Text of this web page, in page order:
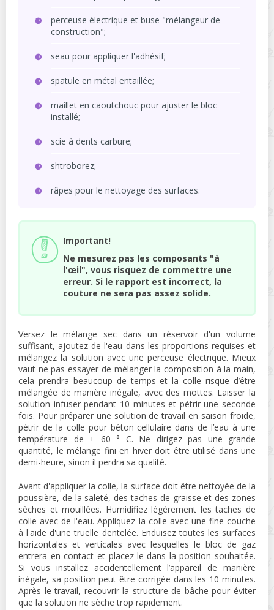
perceuse électrique et buse "mélangeur de
construction";
seau pour appliquer l'adhésif;
spatule en métal entaillée;
maillet en caoutchouc pour ajuster le bloc
installé;
scie à dents carbure;
shtroborez;
râpes pour le nettoyage des surfaces.
Important!
Ne mesurez pas les composants "à
l'œil", vous risquez de commettre une
erreur. Si le rapport est incorrect, la
couture ne sera pas assez solide.
Versez le mélange sec dans un réservoir d'un volume
suffisant, ajoutez de l'eau dans les proportions requises et
mélangez la solution avec une perceuse électrique. Mieux
vaut ne pas essayer de mélanger la composition à la main,
cela prendra beaucoup de temps et la colle risque d’être
mélangée de manière inégale, avec des mottes. Laisser la
solution infuser pendant 10 minutes et pétrir une seconde
fois. Pour préparer une solution de travail en saison froide,
pétrir de la colle pour béton cellulaire dans de l’eau à une
température de + 60 ° C. Ne dirigez pas une grande
quantité, le mélange fini en hiver doit être utilisé dans une
demi-heure, sinon il perdra sa qualité.
Avant d'appliquer la colle, la surface doit être nettoyée de la
poussière, de la saleté, des taches de graisse et des zones
sèches et mouillées. Humidifiez légèrement les taches de
colle avec de l'eau. Appliquez la colle avec une fine couche
à l'aide d'une truelle dentelée. Enduisez toutes les surfaces
horizontales et verticales avec lesquelles le bloc de gaz
entrera en contact et placez-le dans la position souhaitée.
Si vous installez accidentellement l’appareil de manière
inégale, sa position peut être corrigée dans les 10 minutes.
Après le travail, recouvrir la structure de bâche pour éviter
que la solution ne sèche trop rapidement.